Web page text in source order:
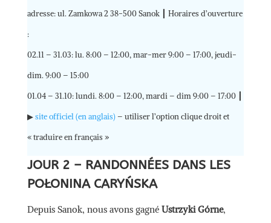
adresse: ul. Zamkowa 2 38-500 Sanok ┃ Horaires d’ouverture
:
02.11 – 31.03: lu. 8:00 – 12:00, mar-mer 9:00 – 17:00, jeudi-
dim. 9:00 – 15:00
01.04 – 31.10: lundi. 8:00 – 12:00, mardi – dim 9:00 – 17:00 ┃
▶site officiel (en anglais)– utiliser l’option clique droit et
« traduire en français »
JOUR 2 – RANDONNÉES DANS LES
POŁONINA CARYŃSKA
Depuis Sanok, nous avons gagné Ustrzyki Górne,